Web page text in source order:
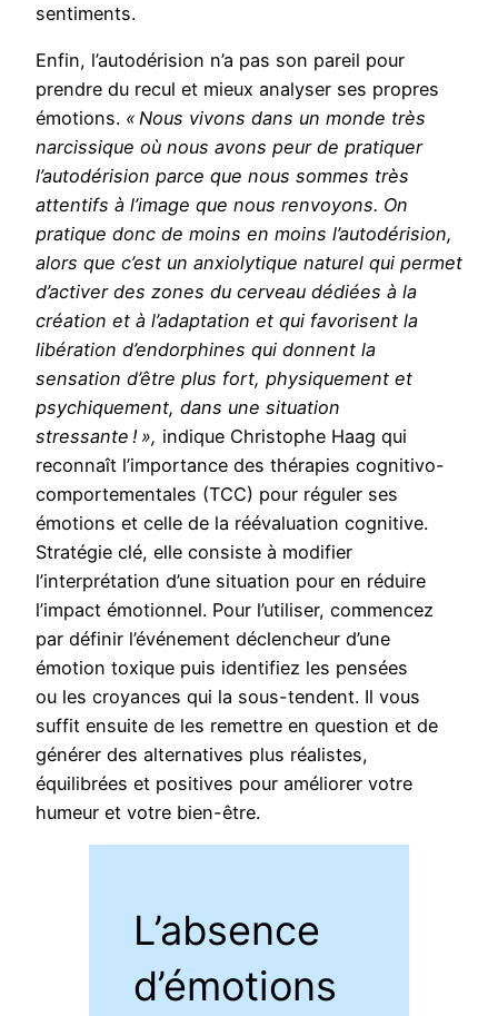
sentiments.
Enfin, l’autodérision n’a pas son pareil pour
prendre du recul et mieux analyser ses propres
émotions. « Nous vivons dans un monde très
narcissique où nous avons peur de pratiquer
l’autodérision parce que nous sommes très
attentifs à l’image que nous renvoyons. On
pratique donc de moins en moins l’autodérision,
alors que c’est un anxiolytique naturel qui permet
d’activer des zones du cerveau dédiées à la
création et à l’adaptation et qui favorisent la
libération d’endorphines qui donnent la
sensation d’être plus fort, physiquement et
psychiquement, dans une situation
stressante ! », indique Christophe Haag qui
reconnaît l’importance des thérapies cognitivo-
comportementales (TCC) pour réguler ses
émotions et celle de la réévaluation cognitive.
Stratégie clé, elle consiste à modifier
l’interprétation d’une situation pour en réduire
l’impact émotionnel. Pour l’utiliser, commencez
par définir l’événement déclencheur d’une
émotion toxique puis identifiez les pensées
ou les croyances qui la sous-tendent. Il vous
suffit ensuite de les remettre en question et de
générer des alternatives plus réalistes,
équilibrées et positives pour améliorer votre
humeur et votre bien-être.
L’absence
d’émotions